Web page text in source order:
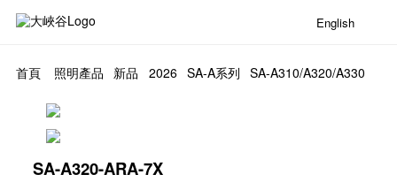
English
首頁 照明產品 新品 2026 SA-A系列 SA-A310/A320/A330
SA-A320-ARA-7X